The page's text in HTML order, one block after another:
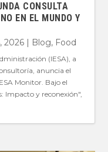
CONSULTA
EN EL MUNDO Y
2026 | Blog, Food
(IESA), a
anuncia el
Monitor. Bajo el
Impacto y reconexión",